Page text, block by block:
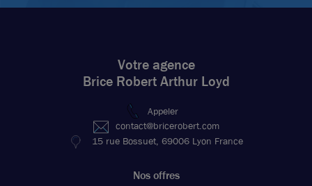
Votre agence
Brice Robert Arthur Loyd
Appeler
contact@bricerobert.com
15 rue Bossuet, 69006 Lyon France
Nos offres